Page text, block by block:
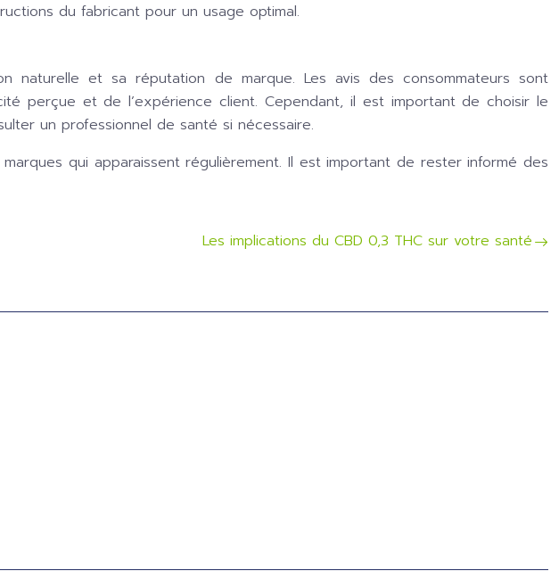
du fabricant pour un usage optimal.
naturelle et sa réputation de marque. Les avis des consommateurs sont
perçue et de l’expérience client. Cependant, il est important de choisir le
un professionnel de santé si nécessaire.
qui apparaissent régulièrement. Il est important de rester informé des
Les implications du CBD 0,3 THC sur votre santé